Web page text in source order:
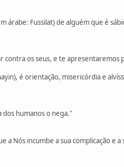
árabe: Fussilat) de alguém que é
contra os seus, e te
é orientação, misericórdia e
humanos o nega."
Nós incumbe a sua complicação e